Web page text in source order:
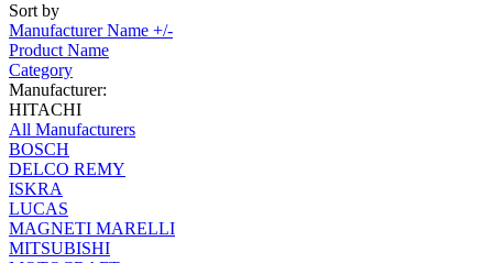
Sort by
Manufacturer Name +/-
Product Name
Category
Manufacturer:
HITACHI
All Manufacturers
BOSCH
DELCO REMY
ISKRA
LUCAS
MAGNETI MARELLI
MITSUBISHI